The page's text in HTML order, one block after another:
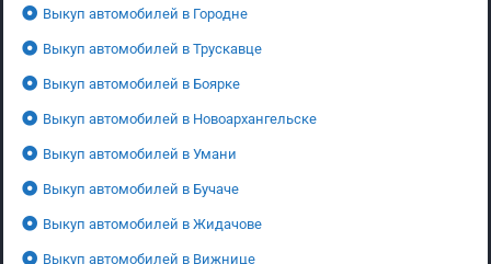
Выкуп автомобилей в Городне
Выкуп автомобилей в Трускавце
Выкуп автомобилей в Боярке
Выкуп автомобилей в Новоархангельске
Выкуп автомобилей в Умани
Выкуп автомобилей в Бучаче
Выкуп автомобилей в Жидачове
Выкуп автомобилей в Вижнице